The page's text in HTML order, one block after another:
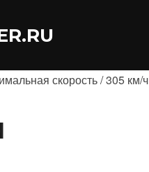
скорость / 305 км/ч